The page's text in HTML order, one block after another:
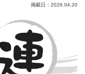
掲載日：2026.04.20